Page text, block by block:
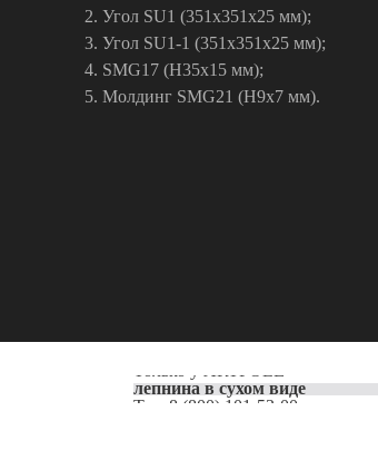
Угол SU1 (351x351x25 мм);
Угол SU1-1 (351x351x25 мм);
SMG17 (H35х15 мм);
Молдинг SMG21 (H9х7 мм).
Только у ARTPOLE
лепнина в сухом виде
Тел: 8 (800) 101-53-00